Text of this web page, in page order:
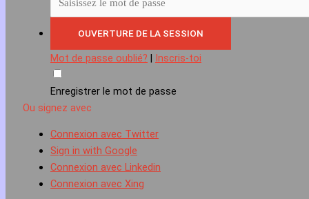
Mot de passe oublié? | Inscris-toi
Enregistrer le mot de passe
Ou signez avec
Connexion avec Twitter
Sign in with Google
Connexion avec Linkedin
Connexion avec Xing